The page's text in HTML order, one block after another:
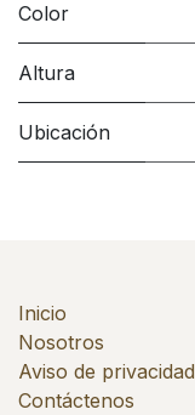
Color
Altura
Ubicación
Inicio
Nosotros
Aviso de privacidad
Contáctenos